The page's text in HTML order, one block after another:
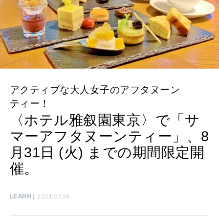
SUSTAINABLE
わたしができること
CULTURE
自分を耕す
いい人生って？
MAGAZINE
アクティブな大人女子のアフタヌーン
ティー！
〈ホテル雅叙園東京〉で「サ
マーアフタヌーンティー」、8
月31日 (火) までの期間限定開
催。
LEARN 2021.07.26